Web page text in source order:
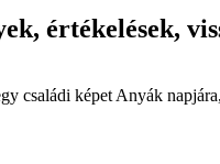
értékelések,
családi képet Anyák